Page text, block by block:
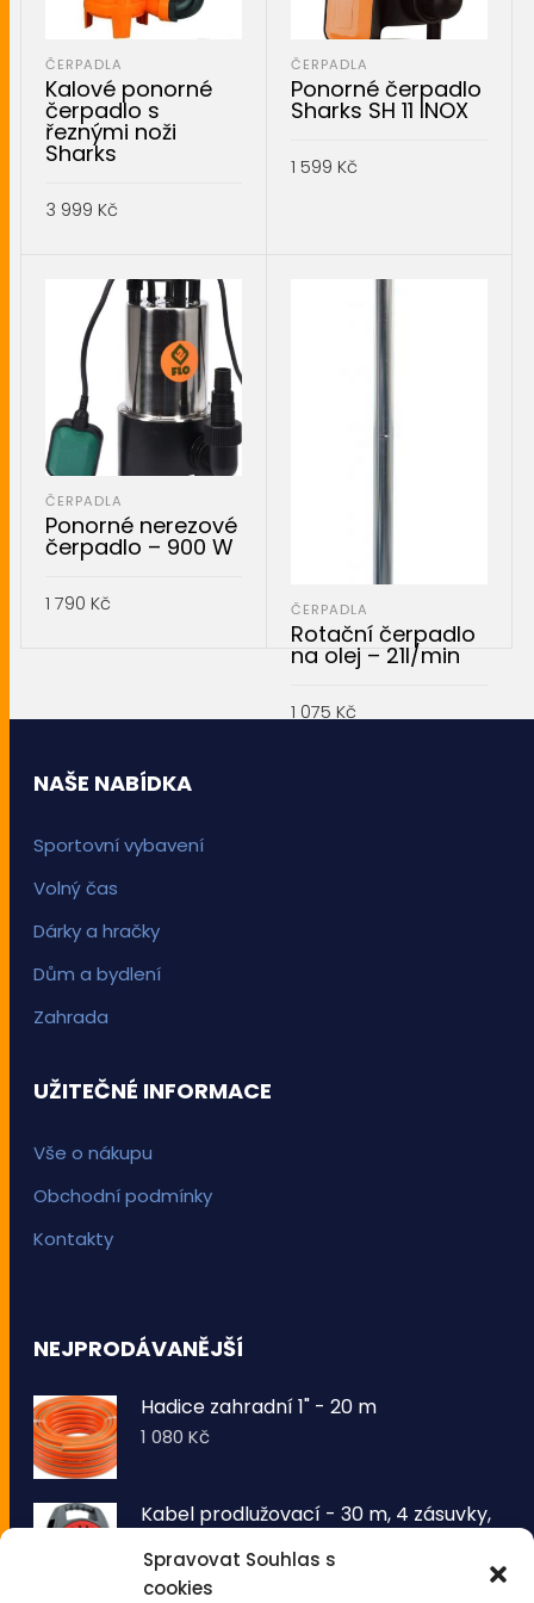
Spravovat Souhlas s
cookies
ČERPADLA
Kalové ponorné
čerpadlo s
řeznými noži
Sharks
3 999 Kč
ČERPADLA
Ponorné čerpadlo
Sharks SH 11 INOX
1 599 Kč
ČERPADLA
Ponorné nerezové
čerpadlo – 900 W
1 790 Kč ČERPADLA
Rotační čerpadlo
na olej – 21l/min
1 075 Kč
NAŠE NABÍDKA
Sportovní vybavení
Volný čas
Dárky a hračky
Dům a bydlení
Zahrada
UŽITEČNÉ INFORMACE
Vše o nákupu
Obchodní podmínky
Kontakty
NEJPRODÁVANĚJŠÍ
Hadice zahradní 1" - 20 m
1 080Kč
Kabel prodlužovací - 30 m, 4 zásuvky,
1 260Kč